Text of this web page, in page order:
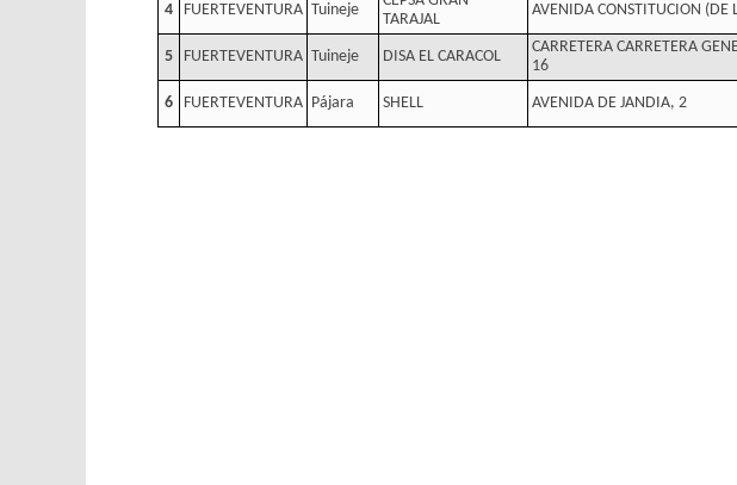
4 FUERTEVENTURA Tuineje
TARAJAL
AVENIDA CONSTITUCION (DE
5 FUERTEVENTURA Tuineje DISA EL CARACOL
CARRETERA CARRETERA
16
6 FUERTEVENTURA Pájara SHELL AVENIDA DE JANDIA, 2